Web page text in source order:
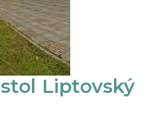
Liptovský